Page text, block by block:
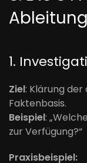
1.
Ziel: Klärung
Faktenbasis.
Beispiel:
zur Verfügung?“
Praxisbeispiel: